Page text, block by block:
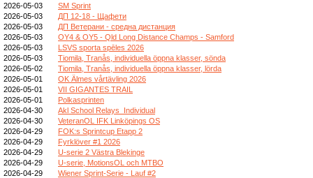
2026-05-03
SM Sprint
2026-05-03
ДП 12-18 - Щафети
2026-05-03
ДП Ветерани - средна дистанция
2026-05-03
OY4 & OY5 - Qld Long Distance Champs - Samford
2026-05-03
LSVS sporta spēles 2026
2026-05-03
Tiomila, Tranås, individuella öppna klasser, sönda
2026-05-02
Tiomila, Tranås, individuella öppna klasser, lörda
2026-05-01
OK Älmes vårtävling 2026
2026-05-01
VII GIGANTES TRAIL
2026-05-01
Polkasprinten
2026-04-30
Akl School Relays_Individual
2026-04-30
VeteranOL IFK Linköpings OS
2026-04-29
FOK:s Sprintcup Etapp 2
2026-04-29
Fyrklöver #1 2026
2026-04-29
U-serie 2 Västra Blekinge
2026-04-29
U-serie, MotionsOL och MTBO
2026-04-29
Wiener Sprint-Serie - Lauf #2